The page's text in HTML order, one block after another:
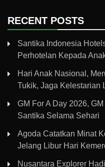
RECENT POSTS
Santika Indonesia
Perhotelan Kepada
Hari Anak Nasional,
Tukik, Jaga Kelestarian
GM For A Day 2026,
Santika Selama Sehari
Agoda Catatkan Minat
Jelang Libur Hari
Nusantara Explorer